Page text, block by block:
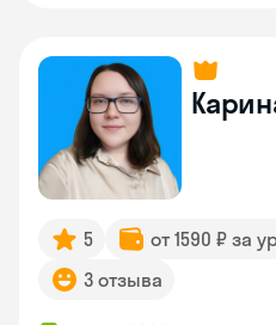
5 от 1590 ₽ за
3 отзыва